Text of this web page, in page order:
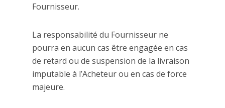
Fournisseur.
La responsabilité du Fournisseur ne
pourra en aucun cas être engagée en cas
de retard ou de suspension de la livraison
imputable à l’Acheteur ou en cas de force
majeure.